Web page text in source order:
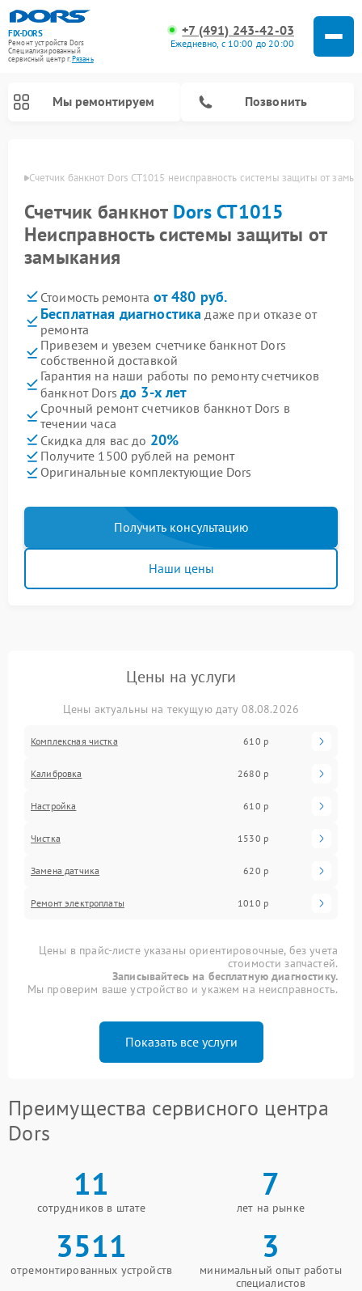
FIX-DORS
Ремонт устройств Dors
Специализированный
cервисный центр г.Рязань
+7 (491) 243-42-03
Ежедневно, с 10:00 до 20:00
Мы ремонтируем Позвонить
Счетчик банкнот Dors CT1015 неисправность системы защиты от
Счетчик банкнот Dors CT1015
Неисправность системы защиты от
замыкания
Стоимость ремонта от 480 руб.
Бесплатная диагностика даже при отказе от
ремонта
Привезем и увезем счетчике банкнот Dors
собственной доставкой
Гарантия на наши работы по ремонту счетчиков
банкнот Dors до 3-х лет
Срочный ремонт счетчиков банкнот Dors в
течении часа
Скидка для вас до 20%
Получите 1500 рублей на ремонт
Оригинальные комплектующие Dors
Получить консультацию
Наши цены
Цены на услуги
Цены актуальны на текущую дату 08.08.2026
Комплексная чистка 610 р
Калибровка 2680 р
Настройка 610 р
Чистка 1530 р
Замена датчика 620 р
Ремонт электроплаты 1010 р
Цены в прайс-листе указаны ориентировочные, без учета
стоимости запчастей.
Записывайтесь на бесплатную диагностику.
Мы проверим ваше устройство и укажем на неисправность.
Показать все услуги
Преимущества сервисного центра
Dors
11
сотрудников в штате
7
лет на рынке
3511
отремонтированных устройств
3
минимальный опыт работы
специалистов